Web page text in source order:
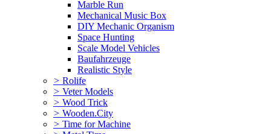
Marble Run
Mechanical Music Box
DIY Mechanic Organism
Space Hunting
Scale Model Vehicles
Baufahrzeuge
Realistic Style
> Rolife
> Veter Models
> Wood Trick
> Wooden.City
> Time for Machine